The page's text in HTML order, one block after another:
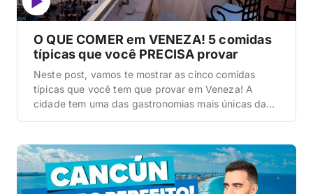
O QUE COMER em VENEZA! 5 comidas
típicas que você PRECISA provar
Neste post, vamos te mostrar as cinco comidas
típicas que você tem que provar em Veneza! A
cidade tem uma das gastronomias mais únicas da
cicchetti, os pequenos pratinhos venezianos, e uma
cultura de bàcari tão importante quanto qualquer
[…]